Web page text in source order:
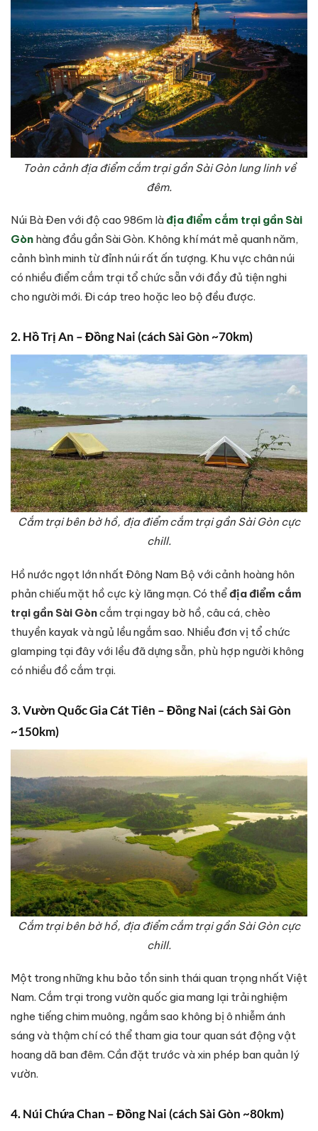
Toàn cảnh địa điểm cắm trại gần Sài Gòn lung linh về
đêm.
Núi Bà Đen với độ cao 986m làđịa điểm cắm trại gần Sài
Gòn hàng đầu gần Sài Gòn. Không khí mát mẻ quanh năm,
cảnh bình minh từ đỉnh núi rất ấn tượng. Khu vực chân núi
có nhiều điểm cắm trại tổ chức sẵn với đầy đủ tiện nghi
cho người mới. Đi cáp treo hoặc leo bộ đều được.
2. Hồ Trị An – Đồng Nai (cách Sài Gòn ~70km)
Cắm trại bên bờ hồ, địa điểm cắm trại gần Sài Gòn cực
chill.
Hồ nước ngọt lớn nhất Đông Nam Bộ với cảnh hoàng hôn
phản chiếu mặt hồ cực kỳ lãng mạn. Có thểđịa điểm cắm
trại gần Sài Gòncắm trại ngay bờ hồ, câu cá, chèo
thuyền kayak và ngủ lều ngắm sao. Nhiều đơn vị tổ chức
glamping tại đây với lều đã dựng sẵn, phù hợp người không
có nhiều đồ cắm trại.
3. Vườn Quốc Gia Cát Tiên – Đồng Nai (cách Sài Gòn
~150km)
Cắm trại bên bờ hồ, địa điểm cắm trại gần Sài Gòn cực
chill.
Một trong những khu bảo tồn sinh thái quan trọng nhất Việt
Nam. Cắm trại trong vườn quốc gia mang lại trải nghiệm
nghe tiếng chim muông, ngắm sao không bị ô nhiễm ánh
sáng và thậm chí có thể tham gia tour quan sát động vật
hoang dã ban đêm. Cần đặt trước và xin phép ban quản lý
vườn.
4. Núi Chứa Chan – Đồng Nai (cách Sài Gòn ~80km)